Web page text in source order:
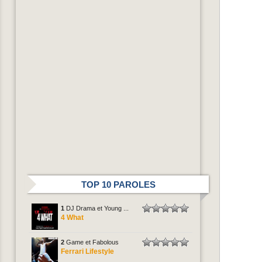
TOP 10 PAROLES
1 DJ Drama et Young ...
4 What
2 Game et Fabolous
Ferrari Lifestyle